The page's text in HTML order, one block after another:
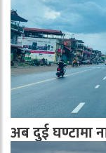
अब दुई घण्टामा